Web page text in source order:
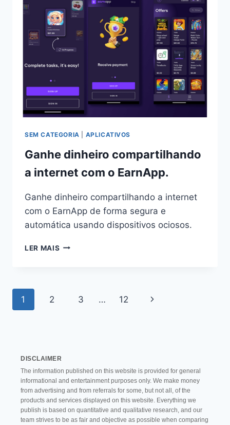
SÉRIES
COM
O
SEM CATEGORIA APLICATIVOS
Ganhe dinheiro compartilhando
a internet com o EarnApp.
Ganhe dinheiro compartilhando a internet
com o EarnApp de forma segura e
automática usando dispositivos ociosos.
LER MAIS GANHE
Navegação
1 2 3 … 12
Página
DISCLAIMER
The information published on this website is provided for general
informational and entertainment purposes only. We make money
from advertising and from referrals for some, but not all, of the
products and services displayed on this website. Everything we
publish is based on quantitative and qualitative research, and our
team strives to be as fair and objective as possible when comparing